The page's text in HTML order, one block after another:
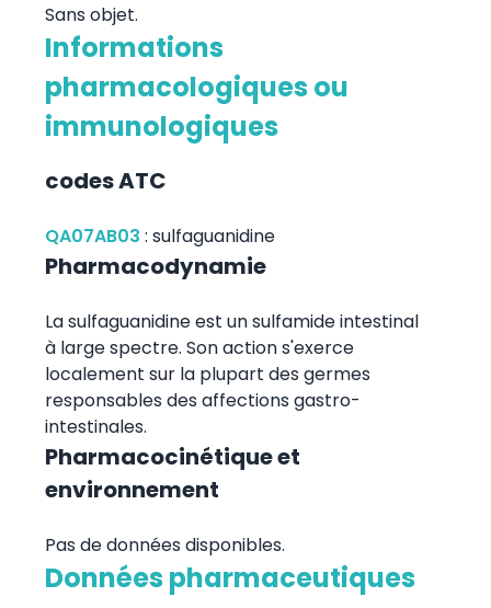
Sans objet.
Informations
pharmacologiques ou
immunologiques
codes ATC
QA07AB03 : sulfaguanidine
Pharmacodynamie
La sulfaguanidine est un sulfamide intestinal
à large spectre. Son action s'exerce
localement sur la plupart des germes
responsables des affections gastro-
intestinales.
Pharmacocinétique et
environnement
Pas de données disponibles.
Données pharmaceutiques